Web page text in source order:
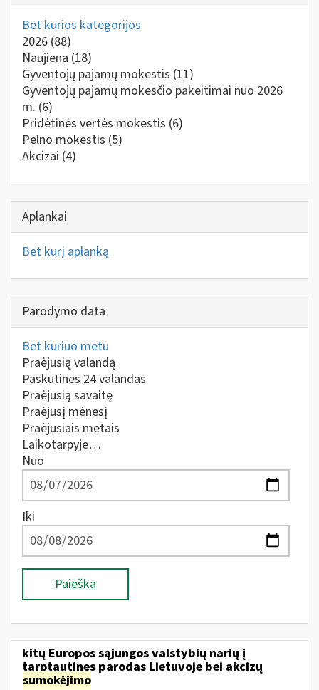
Bet kurios kategorijos
2026 (88)
Naujiena (18)
Gyventojų pajamų mokestis (11)
Gyventojų pajamų mokesčio pakeitimai nuo 2026
m. (6)
Pridėtinės vertės mokestis (6)
Pelno mokestis (5)
Akcizai (4)
Aplankai
Bet kurį aplanką
Parodymo data
Bet kuriuo metu
Praėjusią valandą
Paskutines 24 valandas
Praėjusią savaitę
Praėjusį mėnesį
Praėjusiais metais
Laikotarpyje…
Nuo
Iki
Paieška
kitų Europos sąjungos valstybių narių į
tarptautines parodas Lietuvoje bei akcizų
sumokėjimo